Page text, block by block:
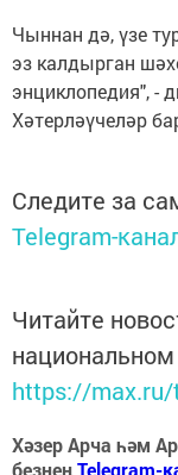
Чыннан дә, үзе
эз калдырган
энциклопедия", -
Хәтерләүчеләр
Следите за
Telegram-
Читайте
https://
Хәзер Арча һәм
безнеңTelegram-